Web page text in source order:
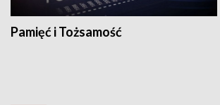
Pamięć i Tożsamość